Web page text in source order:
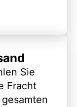
Sie
Fracht